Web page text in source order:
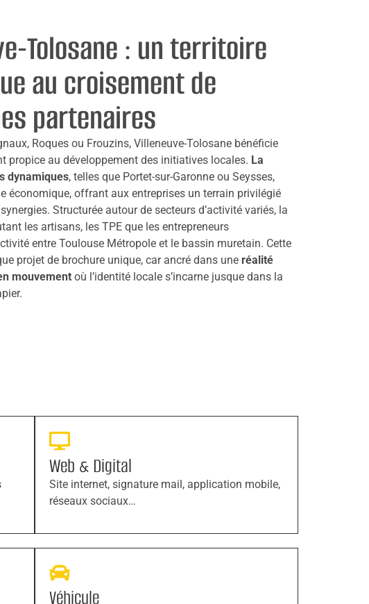
Tolosane : un territoire
au croisement de
partenaires
Roques ou Frouzins, Villeneuve-Tolosane bénéficie
propice au développement des initiatives locales. La
dynamiques, telles que Portet-sur-Garonne ou Seysses,
économique, offrant aux entreprises un terrain privilégié
Structurée autour de secteurs d’activité variés, la
les artisans, les TPE que les entrepreneurs
entre Toulouse Métropole et le bassin muretain. Cette
projet de brochure unique, car ancré dans une réalité
mouvement où l’identité locale s’incarne jusque dans la
Web & Digital
Site internet, signature mail, application mobile,
réseaux sociaux…
Véhicule